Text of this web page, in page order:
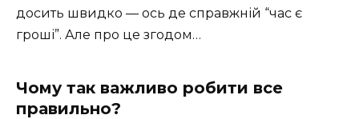
досить швидко — ось де справжній “час є
гроші”. Але про це згодом…
Чому так важливо робити все
правильно?